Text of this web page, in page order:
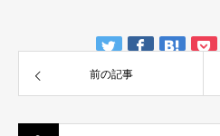
前の記事